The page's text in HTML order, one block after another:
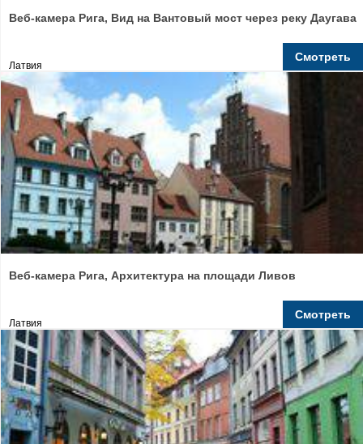
Веб-камера Рига, Вид на Вантовый мост через реку Даугава
Латвия
Смотреть
Веб-камера Рига, Архитектура на площади Ливов
Латвия
Смотреть